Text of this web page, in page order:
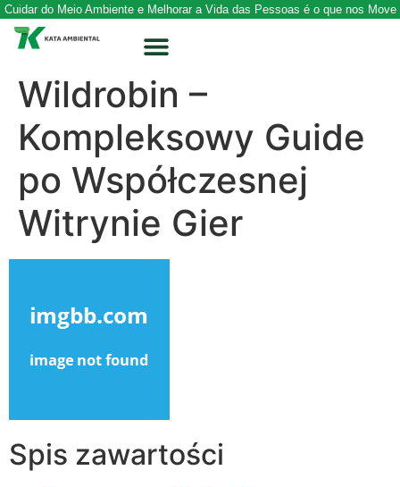
Cuidar do Meio Ambiente e Melhorar a Vida das Pessoas é o que nos Move
Wildrobin –
Kompleksowy Guide
po Współczesnej
Witrynie Gier
Spis zawartości